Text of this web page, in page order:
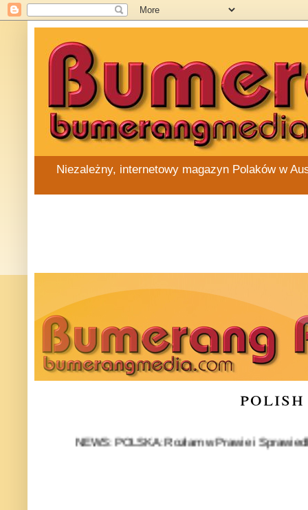
Niezależny, internetowy magazyn Polaków w
NEWS: POLSKA: Rozłam w Prawie i